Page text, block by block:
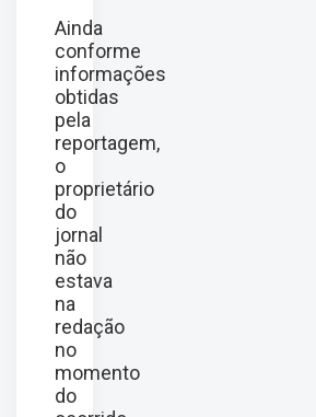
Ainda
conforme
informações
obtidas
pela
reportagem,
o
proprietário
do
jornal
não
estava
na
redação
no
momento
do